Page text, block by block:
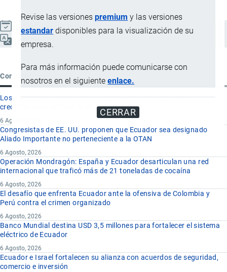
Revise las versionespremium y las versiones
estandar disponibles para la visualización de su
empresa.
Para más información puede comunicarse con
nosotros en el siguienteenlace.
CERRAR
Actualizado el 6 Noviembre, 2024
Contenido reciente
Los 8 proyectos mineros más importantes que impulsan el
crecimiento de la minería en Ecuador
6 Agosto, 2026
Congresistas de EE. UU. proponen que Ecuador sea designado
Aliado Importante no perteneciente a la OTAN
6 Agosto, 2026
Operación Mondragón: España y Ecuador desarticulan una red
internacional que traficó más de 21 toneladas de cocaína
6 Agosto, 2026
El desafío que enfrenta Ecuador ante la ofensiva de Colombia y
Perú contra el crimen organizado
6 Agosto, 2026
Banco Mundial destina USD 3,5 millones para fortalecer el sistema
eléctrico de Ecuador
6 Agosto, 2026
Ecuador e Israel fortalecen su alianza con acuerdos de seguridad,
comercio e inversión